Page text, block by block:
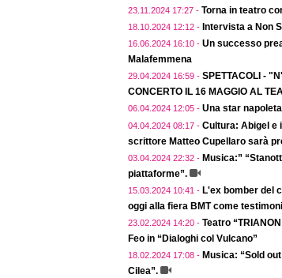
23.11.2024 17:27 - Torna in teatro
18.10.2024 12:12 - Intervista a Non
16.06.2024 16:10 - Un successo
Malafemmena
29.04.2024 16:59 - SPETTACOLI -
CONCERTO IL 16 MAGGIO AL
06.04.2024 12:05 - Una star
04.04.2024 08:17 - Cultura: Abigel e
scrittore Matteo Cupellaro sarà
03.04.2024 22:32 - Musica:”
piattaforme”.
15.03.2024 10:41 - L'ex bomber del
oggi alla fiera BMT come
23.02.2024 14:20 - Teatro
Feo in “Dialoghi col Vulcano”
18.02.2024 17:08 - Musica: “Sold
Cilea”.